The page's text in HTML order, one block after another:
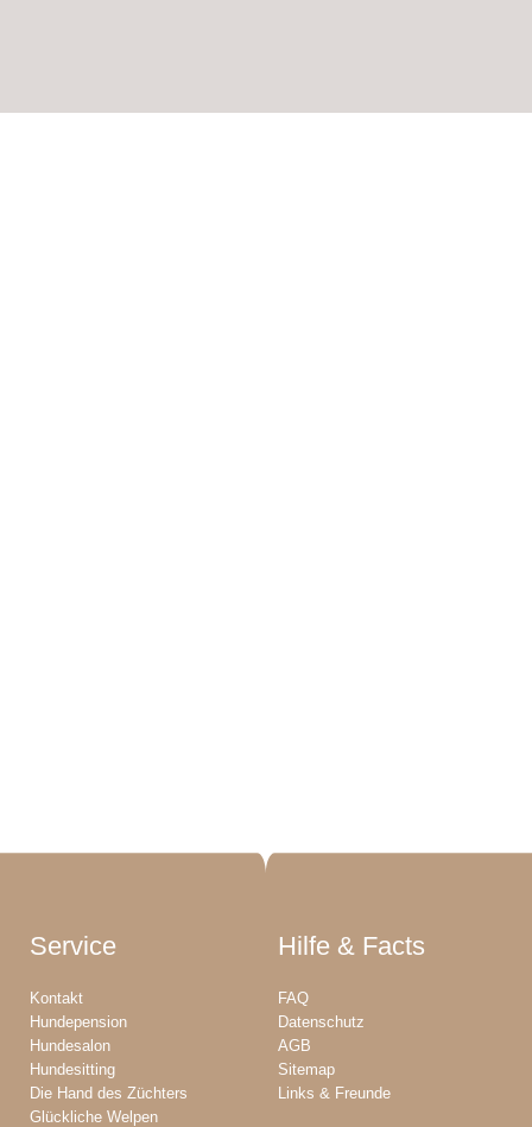
Service
Kontakt
Hundepension
Hundesalon
Hundesitting
Die Hand des Züchters
Glückliche Welpen
Hilfe & Facts
FAQ
Datenschutz
AGB
Sitemap
Links & Freunde